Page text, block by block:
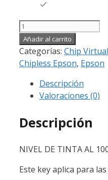
Añadir al carrito
Categorías: Chip Virtual
Chipless Epson, Epson
Descripción
Valoraciones (0)
Descripción
NIVEL DE TINTA AL
Este key aplica para